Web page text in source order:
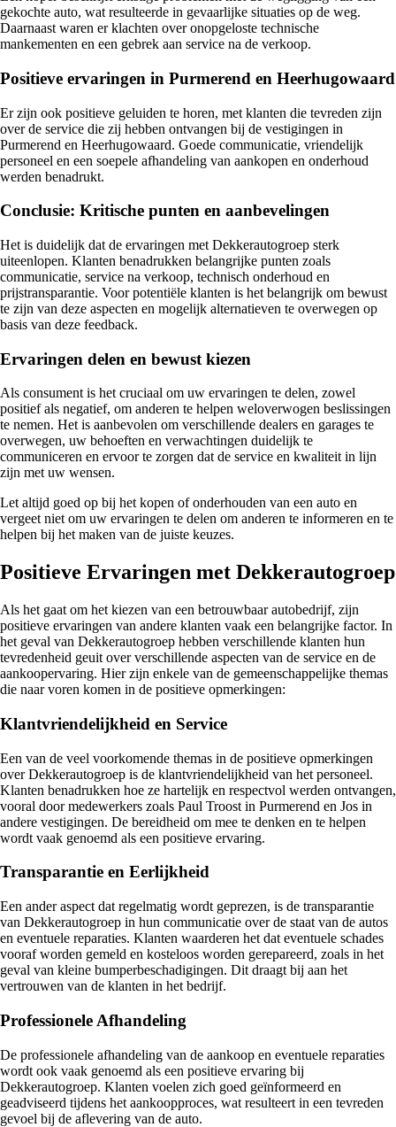
gekochte auto, wat resulteerde in gevaarlijke situaties op de weg.
Daarnaast waren er klachten over onopgeloste technische
mankementen en een gebrek aan service na de verkoop.
Positieve ervaringen in Purmerend en Heerhugowaard
Er zijn ook positieve geluiden te horen, met klanten die tevreden zijn
over de service die zij hebben ontvangen bij de vestigingen in
Purmerend en Heerhugowaard. Goede communicatie, vriendelijk
personeel en een soepele afhandeling van aankopen en onderhoud
werden benadrukt.
Conclusie: Kritische punten en aanbevelingen
Het is duidelijk dat de ervaringen met Dekkerautogroep sterk
uiteenlopen. Klanten benadrukken belangrijke punten zoals
communicatie, service na verkoop, technisch onderhoud en
prijstransparantie. Voor potentiële klanten is het belangrijk om bewust
te zijn van deze aspecten en mogelijk alternatieven te overwegen op
basis van deze feedback.
Ervaringen delen en bewust kiezen
Als consument is het cruciaal om uw ervaringen te delen, zowel
positief als negatief, om anderen te helpen weloverwogen beslissingen
te nemen. Het is aanbevolen om verschillende dealers en garages te
overwegen, uw behoeften en verwachtingen duidelijk te
communiceren en ervoor te zorgen dat de service en kwaliteit in lijn
zijn met uw wensen.
Let altijd goed op bij het kopen of onderhouden van een auto en
vergeet niet om uw ervaringen te delen om anderen te informeren en te
helpen bij het maken van de juiste keuzes.
Positieve Ervaringen met Dekkerautogroep
Als het gaat om het kiezen van een betrouwbaar autobedrijf, zijn
positieve ervaringen van andere klanten vaak een belangrijke factor. In
het geval van Dekkerautogroep hebben verschillende klanten hun
tevredenheid geuit over verschillende aspecten van de service en de
aankoopervaring. Hier zijn enkele van de gemeenschappelijke themas
die naar voren komen in de positieve opmerkingen:
Klantvriendelijkheid en Service
Een van de veel voorkomende themas in de positieve opmerkingen
over Dekkerautogroep is de klantvriendelijkheid van het personeel.
Klanten benadrukken hoe ze hartelijk en respectvol werden ontvangen,
vooral door medewerkers zoals Paul Troost in Purmerend en Jos in
andere vestigingen. De bereidheid om mee te denken en te helpen
wordt vaak genoemd als een positieve ervaring.
Transparantie en Eerlijkheid
Een ander aspect dat regelmatig wordt geprezen, is de transparantie
van Dekkerautogroep in hun communicatie over de staat van de autos
en eventuele reparaties. Klanten waarderen het dat eventuele schades
vooraf worden gemeld en kosteloos worden gerepareerd, zoals in het
geval van kleine bumperbeschadigingen. Dit draagt bij aan het
vertrouwen van de klanten in het bedrijf.
Professionele Afhandeling
De professionele afhandeling van de aankoop en eventuele reparaties
wordt ook vaak genoemd als een positieve ervaring bij
Dekkerautogroep. Klanten voelen zich goed geïnformeerd en
geadviseerd tijdens het aankoopproces, wat resulteert in een tevreden
gevoel bij de aflevering van de auto.